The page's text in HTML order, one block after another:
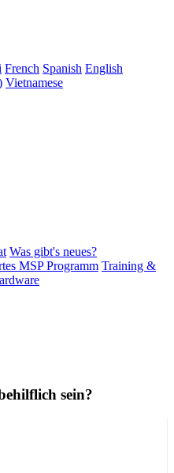
French Spanish English
Vietnamese
Was gibt's neues?
MSP Programm Training &
sein?